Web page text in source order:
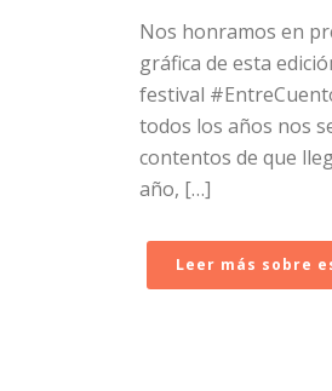
Nos honramos en
gráfica de esta
festival
todos los años nos
contentos de que
año, […]
Leer más sobre